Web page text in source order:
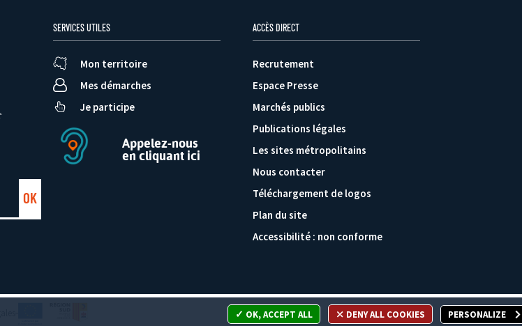
SERVICES UTILES
Mon territoire
Mes démarches
Je participe
Appelez-nous
en cliquant ici
ACCÈS DIRECT
Recrutement
Espace Presse
Marchés publics
Publications légales
Les sites métropolitains
Nous contacter
Téléchargement de logos
Plan du site
Accessibilité : non conforme
OK, ACCEPT ALL DENY ALL COOKIES PERSONALIZE